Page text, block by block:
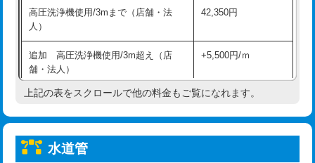
給水管工事※（土の掘削・埋め戻し作
業)
11,000円
給水管工事※（塩ビ管（VP・HI）使
用/3ｍまで)
33,000円
給水管工事※（塩ビ管（VP・HI）使
+8,800円
給水管工事※（ライニング鋼管・銅
管・ポリ管・HT管使用/3ｍまで)
高圧洗浄機使用/3mまで（店舗・法
人）
42,350円
追加 高圧洗浄機使用/3m超え（店
舗・法人）
+5,500円/ｍ
高度高圧洗浄換 現地調査
トーラー機使用/3mまで
上記の表をスクロールで他の料金もご覧になれます。
水道管